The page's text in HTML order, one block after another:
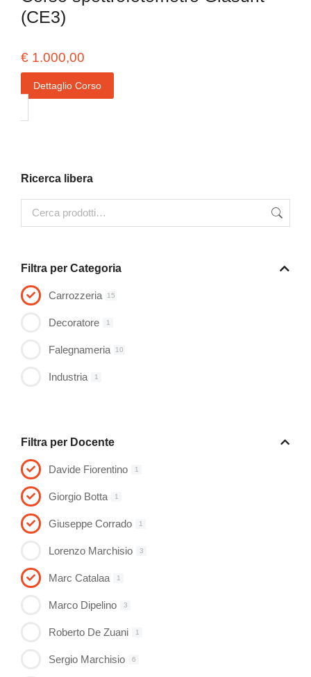
(CE3)
€ 1.000,00
Dettaglio Corso
Ricerca libera
Filtra per Categoria
Carrozzeria 15
Decoratore 1
Falegnameria 10
Industria 1
Filtra per Docente
Davide Fiorentino 1
Giorgio Botta 1
Giuseppe Corrado 1
Lorenzo Marchisio 3
Marc Catalaa 1
Marco Dipelino 3
Roberto De Zuani 1
Sergio Marchisio 6